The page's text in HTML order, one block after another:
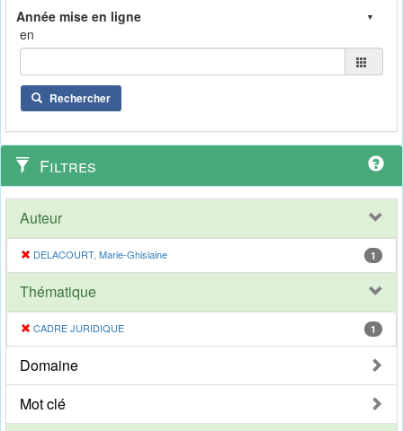
en
Rechercher
Filtres
Auteur
DELACOURT, Marie-Ghislaine 1
Thématique
CADRE JURIDIQUE 1
Domaine
Mot clé